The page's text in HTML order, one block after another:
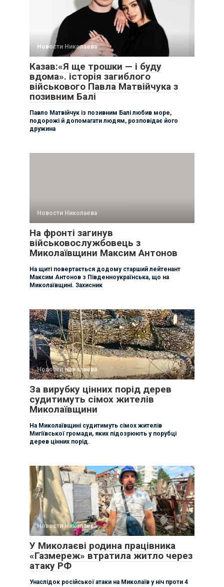
Новости Николаева
Казав:«Я ще трошки — і буду
вдома». історія загиблого
військового Павла Матвійчука з
позивним Балі
Павло Матвійчук із позивним Балі любив море,
подорожі й допомагати людям, розповідає його
дружина
Новости Николаева
На фронті загинув
військовослужбовець з
Миколаївщини Максим Антонов
На щиті повертається додому старший лейтенант
Максим Антонов з Південноукраїнська, що на
Миколаївщині. Захисник
Новости Николаева
За вирубку цінних порід дерев
судитимуть сімох жителів
Миколаївщини
На Миколаївщині судитимуть сімох жителів
Мигіївської громади, яких підозрюють у порубці
дерев цінних порід.
Новости Николаева
У Миколаєві родина працівника
«Газмереж» втратила житло через
атаку РФ
Унаслідок російської атаки на Миколаїв у ніч проти 4